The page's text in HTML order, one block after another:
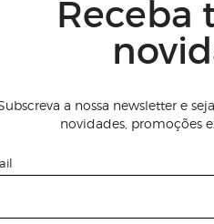
Receba
a nossa newsletter e
novidades, promoções